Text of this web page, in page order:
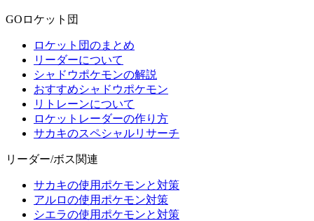
GOロケット団
ロケット団のまとめ
リーダーについて
シャドウポケモンの解説
おすすめシャドウポケモン
リトレーンについて
ロケットレーダーの作り方
サカキのスペシャルリサーチ
リーダー/ボス関連
サカキの使用ポケモンと対策
アルロの使用ポケモン対策
シエラの使用ポケモンと対策